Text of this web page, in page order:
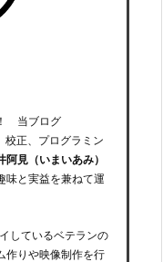
当ブログ
校正、プログラミン
阿見（いまいあみ）
味と実益を兼ねて運
しているベテランの
作りや映像制作を行